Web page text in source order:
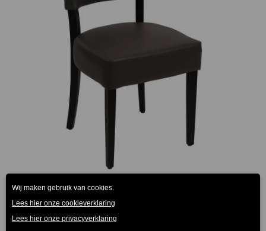
Steffi Stoel Donkertaupe Kunstleder
€129.00